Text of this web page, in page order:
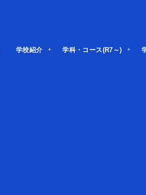
学校紹介 学科・コース(R7～)